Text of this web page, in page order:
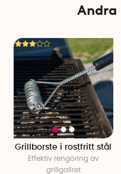
57 cm klotgrillar
Antal per förpackning: 1 st
Tillverkningsland: Sverige
Andra
Grillborste i rostfritt stål
Effektiv rengöring av
grillgallret